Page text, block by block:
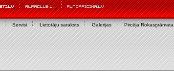
Servisi Lietotāju saraksts Galerijas Pircēja Rokasgrāmata